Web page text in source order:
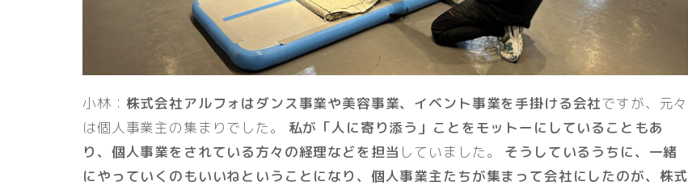
小林： 株式会社アルフォはダンス事業や美容事業、イベント事業を手掛ける会社ですが、元々
は個人事業主の集まりでした。 私が「人に寄り添う」ことをモットーにしていることもあ
り、個人事業をされている方々の経理などを担当 していました。 そうしているうちに、一緒
にやっていくのもいいねということになり、個人事業主たちが集まって会社にしたのが、株式